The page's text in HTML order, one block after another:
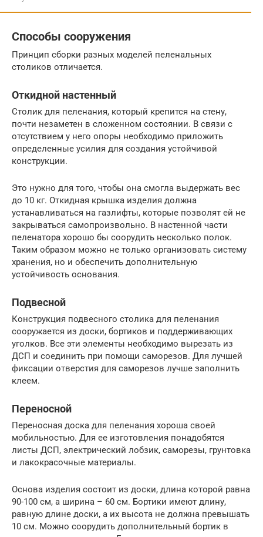
Способы сооружения
Принцип сборки разных моделей пеленальных
столиков отличается.
Откидной настенный
Столик для пеленания, который крепится на стену,
почти незаметен в сложенном состоянии. В связи с
отсутствием у него опоры необходимо приложить
определенные усилия для создания устойчивой
конструкции.
Это нужно для того, чтобы она смогла выдержать вес
до 10 кг. Откидная крышка изделия должна
устанавливаться на газлифты, которые позволят ей не
закрываться самопроизвольно. В настенной части
пеленатора хорошо бы соорудить несколько полок.
Таким образом можно не только организовать систему
хранения, но и обеспечить дополнительную
устойчивость основания.
Подвесной
Конструкция подвесного столика для пеленания
сооружается из доски, бортиков и поддерживающих
уголков. Все эти элементы необходимо вырезать из
ДСП и соединить при помощи саморезов. Для лучшей
фиксации отверстия для саморезов лучше заполнить
клеем.
Переносной
Переносная доска для пеленания хороша своей
мобильностью. Для ее изготовления понадобятся
листы ДСП, электрический лобзик, саморезы, грунтовка
и лакокрасочные материалы.
Основа изделия состоит из доски, длина которой равна
90-100 см, а ширина – 60 см. Бортики имеют длину,
равную длине доски, а их высота не должна превышать
10 см. Можно соорудить дополнительный бортик в